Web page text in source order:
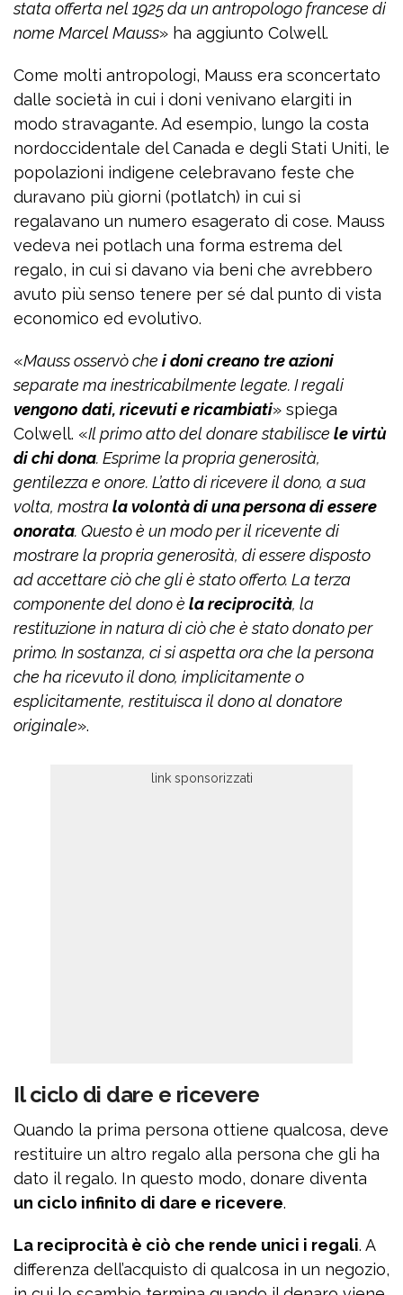
stata offerta nel 1925 da un antropologo francese di
nome Marcel Mauss» ha aggiunto Colwell.
Come molti antropologi, Mauss era sconcertato
dalle società in cui i doni venivano elargiti in
modo stravagante. Ad esempio, lungo la costa
nordoccidentale del Canada e degli Stati Uniti, le
popolazioni indigene celebravano feste che
duravano più giorni (potlatch) in cui si
regalavano un numero esagerato di cose. Mauss
vedeva nei potlach una forma estrema del
regalo, in cui si davano via beni che avrebbero
avuto più senso tenere per sé dal punto di vista
economico ed evolutivo.
«Mauss osservò che i doni creano tre azioni
separate ma inestricabilmente legate. I regali
vengono dati, ricevuti e ricambiati» spiega
Colwell. «Il primo atto del donare stabilisce le virtù
di chi dona. Esprime la propria generosità,
gentilezza e onore. L’atto di ricevere il dono, a sua
volta, mostrala volontà di una persona di essere
onorata. Questo è un modo per il ricevente di
mostrare la propria generosità, di essere disposto
ad accettare ciò che gli è stato offerto. La terza
componente del dono è la reciprocità, la
restituzione in natura di ciò che è stato donato per
primo. In sostanza, ci si aspetta ora che la persona
che ha ricevuto il dono, implicitamente o
esplicitamente, restituisca il dono al donatore
originale».
Il ciclo di dare e ricevere
Quando la prima persona ottiene qualcosa, deve
restituire un altro regalo alla persona che gli ha
dato il regalo. In questo modo, donare diventa
un ciclo infinito di dare e ricevere.
La reciprocità è ciò che rende unici i regali. A
differenza dell’acquisto di qualcosa in un negozio,